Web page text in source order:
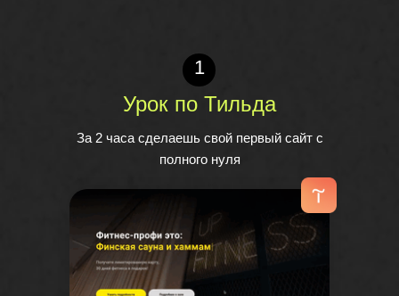
За 2 часа сделаешь свой первый сайт с
полного нуля
1
Урок по Тильда